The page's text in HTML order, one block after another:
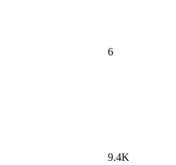
6
9.4K